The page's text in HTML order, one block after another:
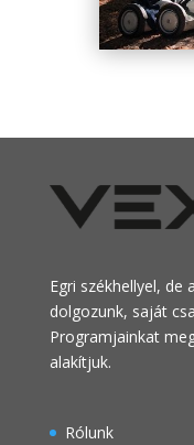
Egri székhellyel, de
dolgozunk, saját
Programjainkat
alakítjuk.
Rólunk